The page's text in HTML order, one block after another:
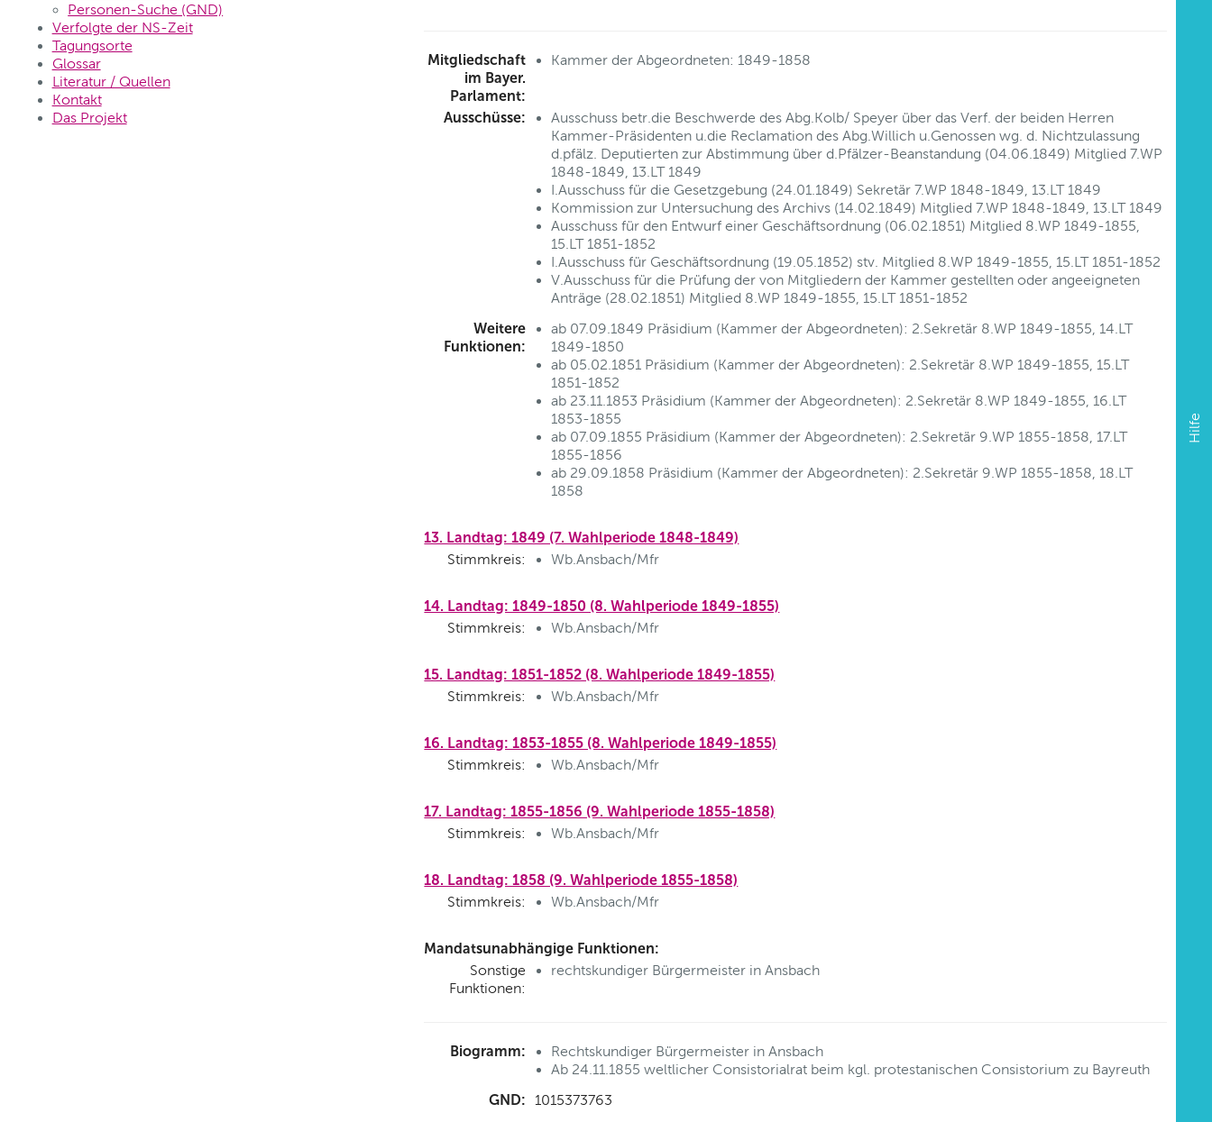
Hilfe
Personen-Suche (GND)
Verfolgte der NS-Zeit
Tagungsorte
Glossar
Literatur / Quellen
Kontakt
Das Projekt
Mitgliedschaft
im Bayer.
Parlament:
Kammer der Abgeordneten: 1849-1858
Ausschüsse:
Ausschuss betr.die Beschwerde des Abg.Kolb/ Speyer über das Verf. der beiden Herren
Kammer-Präsidenten u.die Reclamation des Abg.Willich u.Genossen wg. d. Nichtzulassung
d.pfälz. Deputierten zur Abstimmung über d.Pfälzer-Beanstandung (04.06.1849) Mitglied 7.WP
1848-1849, 13.LT 1849
I.Ausschuss für die Gesetzgebung (24.01.1849) Sekretär 7.WP 1848-1849, 13.LT 1849
Kommission zur Untersuchung des Archivs (14.02.1849) Mitglied 7.WP 1848-1849, 13.LT 1849
Ausschuss für den Entwurf einer Geschäftsordnung (06.02.1851) Mitglied 8.WP 1849-1855,
15.LT 1851-1852
I.Ausschuss für Geschäftsordnung (19.05.1852) stv. Mitglied 8.WP 1849-1855, 15.LT 1851-1852
V.Ausschuss für die Prüfung der von Mitgliedern der Kammer gestellten oder angeeigneten
Anträge (28.02.1851) Mitglied 8.WP 1849-1855, 15.LT 1851-1852
Weitere
Funktionen:
ab 07.09.1849 Präsidium (Kammer der Abgeordneten): 2.Sekretär 8.WP 1849-1855, 14.LT
1849-1850
ab 05.02.1851 Präsidium (Kammer der Abgeordneten): 2.Sekretär 8.WP 1849-1855, 15.LT
1851-1852
ab 23.11.1853 Präsidium (Kammer der Abgeordneten): 2.Sekretär 8.WP 1849-1855, 16.LT
1853-1855
ab 07.09.1855 Präsidium (Kammer der Abgeordneten): 2.Sekretär 9.WP 1855-1858, 17.LT
1855-1856
ab 29.09.1858 Präsidium (Kammer der Abgeordneten): 2.Sekretär 9.WP 1855-1858, 18.LT
1858
13. Landtag: 1849 (7. Wahlperiode 1848-1849)
Stimmkreis: Wb.Ansbach/Mfr
14. Landtag: 1849-1850 (8. Wahlperiode 1849-1855)
Stimmkreis: Wb.Ansbach/Mfr
15. Landtag: 1851-1852 (8. Wahlperiode 1849-1855)
Stimmkreis: Wb.Ansbach/Mfr
16. Landtag: 1853-1855 (8. Wahlperiode 1849-1855)
Stimmkreis: Wb.Ansbach/Mfr
17. Landtag: 1855-1856 (9. Wahlperiode 1855-1858)
Stimmkreis: Wb.Ansbach/Mfr
18. Landtag: 1858 (9. Wahlperiode 1855-1858)
Stimmkreis: Wb.Ansbach/Mfr
Mandatsunabhängige Funktionen:
Sonstige
Funktionen:
rechtskundiger Bürgermeister in Ansbach
Biogramm:
Rechtskundiger Bürgermeister in Ansbach
Ab 24.11.1855 weltlicher Consistorialrat beim kgl. protestanischen Consistorium zu Bayreuth
GND: 1015373763